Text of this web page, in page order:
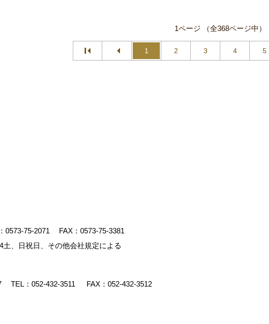
1ページ （全368ページ中）
1 2 3 4 5
0573-75-2071
FAX：0573-75-3381
土、日祝日、その他会社規定による
TEL： 052-432-3511 FAX：052-432-3512